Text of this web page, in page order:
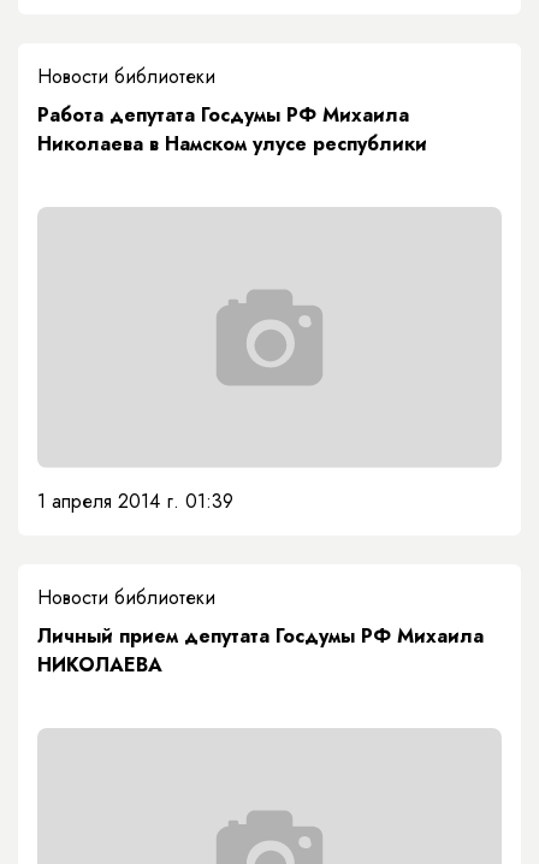
Новости библиотеки
Работа депутата Госдумы РФ Михаила
Николаева в Намском улусе республики
1 апреля 2014 г. 01:39
Новости библиотеки
Личный прием депутата Госдумы РФ Михаила
НИКОЛАЕВА